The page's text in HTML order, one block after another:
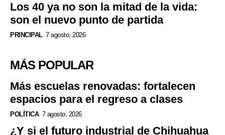
Los 40 ya no son la mitad de la vida:
son el nuevo punto de partida
PRINCIPAL 7 agosto, 2026
MÁS POPULAR
Más escuelas renovadas: fortalecen
espacios para el regreso a clases
POLÍTICA 7 agosto, 2026
¿Y si el futuro industrial de Chihuahua